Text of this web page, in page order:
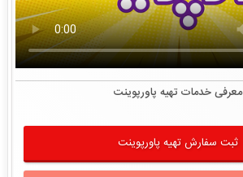
معرفی خدمات تهیه پاورپوینت
ثبت سفارش تهیه پاورپوینت